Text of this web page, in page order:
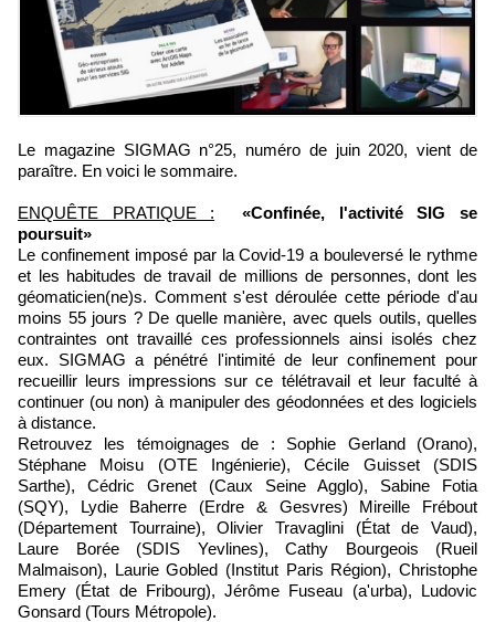
Le magazine SIGMAG n°25, numéro de juin 2020, vient de
paraître. En voici le sommaire.
ENQUÊTE PRATIQUE :
«Confinée, l'activité SIG se
poursuit»
Le confinement imposé par la Covid-19 a bouleversé le rythme
et les habitudes de travail de millions de personnes, dont les
géomaticien(ne)s. Comment s'est déroulée cette période d'au
moins 55 jours ? De quelle manière, avec quels outils, quelles
contraintes ont travaillé ces professionnels ainsi isolés chez
eux. SIGMAG a pénétré l'intimité de leur confinement pour
recueillir leurs impressions sur ce télétravail et leur faculté à
continuer (ou non) à manipuler des géodonnées et des logiciels
à distance.
Retrouvez les témoignages de : Sophie Gerland (Orano),
Stéphane Moisu (OTE Ingénierie), Cécile Guisset (SDIS
Sarthe), Cédric Grenet (Caux Seine Agglo), Sabine Fotia
(SQY), Lydie Baherre (Erdre & Gesvres) Mireille Frébout
(Département Tourraine), Olivier Travaglini (État de Vaud),
Laure Borée (SDIS Yevlines), Cathy Bourgeois (Rueil
Malmaison), Laurie Gobled (Institut Paris Région), Christophe
Emery (État de Fribourg), Jérôme Fuseau (a'urba), Ludovic
Gonsard (Tours Métropole).